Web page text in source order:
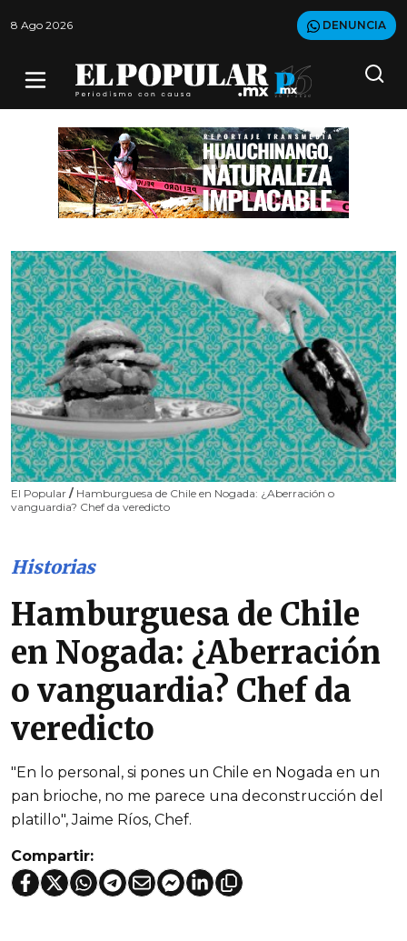
8 Ago 2026 DENUNCIA
El Popular / Hamburguesa de Chile en Nogada: ¿Aberración o
vanguardia? Chef da veredicto
Historias
Hamburguesa de Chile
en Nogada: ¿Aberración
o vanguardia? Chef da
veredicto
"En lo personal, si pones un Chile en Nogada en un
pan brioche, no me parece una deconstrucción del
platillo", Jaime Ríos, Chef.
Compartir: